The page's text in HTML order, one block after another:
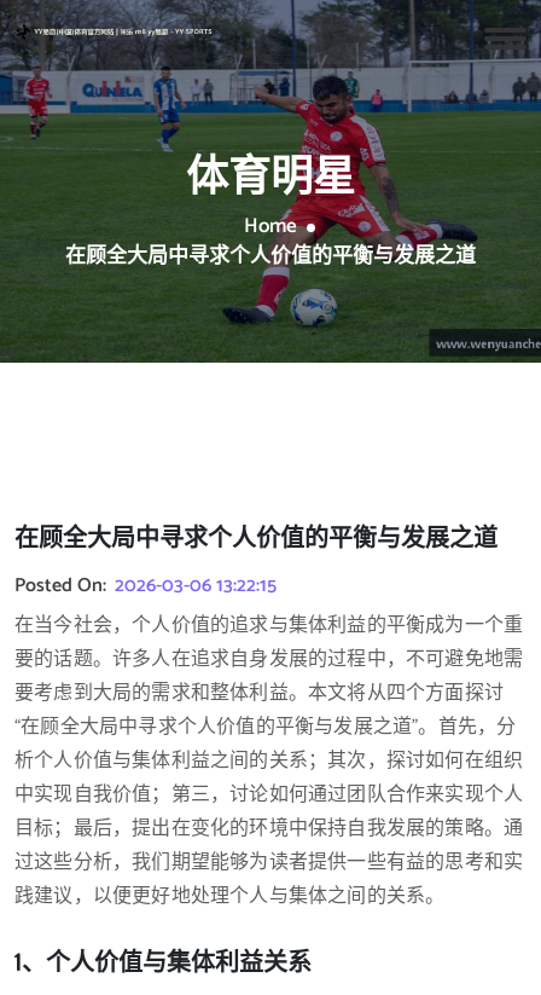
体育明星
Home
在顾全大局中寻求个人价值的平衡与发展之道
在顾全大局中寻求个人价值的平衡与发展之道
Posted On: 2026-03-06 13:22:15
在当今社会，个人价值的追求与集体利益的平衡成为一个重
要的话题。许多人在追求自身发展的过程中，不可避免地需
要考虑到大局的需求和整体利益。本文将从四个方面探讨
“在顾全大局中寻求个人价值的平衡与发展之道”。首先，分
析个人价值与集体利益之间的关系；其次，探讨如何在组织
中实现自我价值；第三，讨论如何通过团队合作来实现个人
目标；最后，提出在变化的环境中保持自我发展的策略。通
过这些分析，我们期望能够为读者提供一些有益的思考和实
践建议，以便更好地处理个人与集体之间的关系。
1、个人价值与集体利益关系